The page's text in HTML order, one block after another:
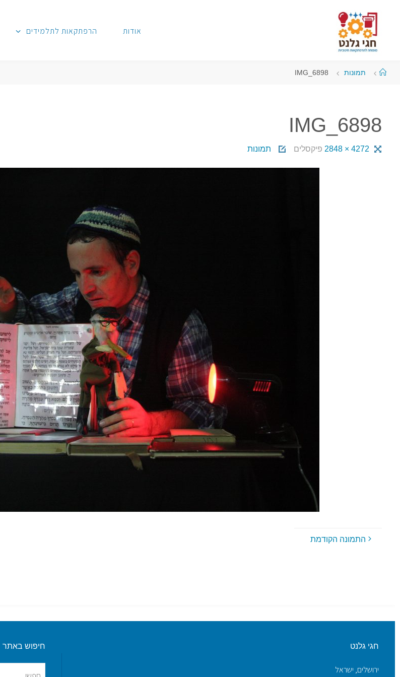
אודות הרפתקאות לתלמידים
תמונות IMG_6898
IMG_6898
4272 × 2848 פיקסלים תמונות
התמונה הקודמת
חגי גלנט
ירושלים, ישראל
חיפוש באתר